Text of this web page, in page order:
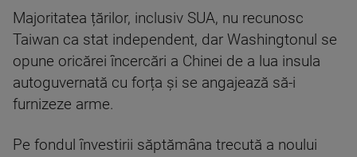
Majoritatea țărilor, inclusiv SUA, nu recunosc
Taiwan ca stat independent, dar Washingtonul se
opune oricărei încercări a Chinei de a lua insula
autoguvernată cu forța și se angajează să-i
furnizeze arme.
Pe fondul învestirii săptămâna trecută a noului